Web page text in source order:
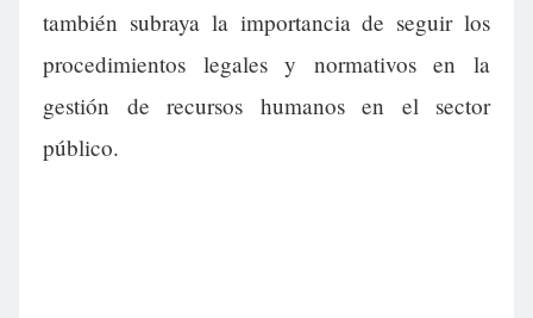
también subraya la importancia de seguir los
procedimientos legales y normativos en la
gestión de recursos humanos en el sector
público.